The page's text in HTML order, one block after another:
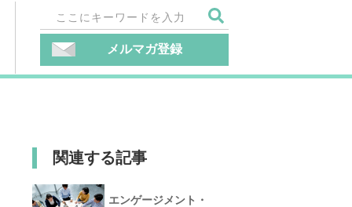
メルマガ登録
関連する記事
エンゲージメント・